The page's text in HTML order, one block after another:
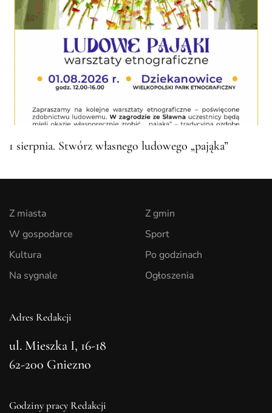
1 sierpnia. Stwórz własnego ludowego „pająka”
Z miasta
W gospodarce
Kultura
Na sygnale
Z gmin
Sport
Po godzinach
Ogłoszenia
Adres Redakcji
ul. Mieszka I, 16-18
62-200 Gniezno
Godziny pracy Redakcji